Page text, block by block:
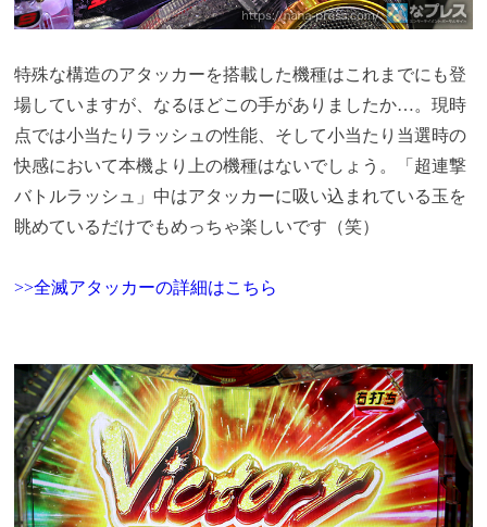
特殊な構造のアタッカーを搭載した機種はこれまでにも登
場していますが、なるほどこの手がありましたか…。現時
点では小当たりラッシュの性能、そして小当たり当選時の
快感において本機より上の機種はないでしょう。「超連撃
バトルラッシュ」中はアタッカーに吸い込まれている玉を
眺めているだけでもめっちゃ楽しいです（笑）
>>全滅アタッカーの詳細はこちら